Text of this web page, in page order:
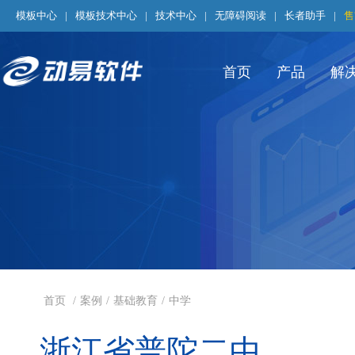
模板中心 | 模板技术中心 | 技术中心 | 无障碍阅读 | 长者助手 |
首页 产品 解
首页 / 案例 / 基础教育 / 中学